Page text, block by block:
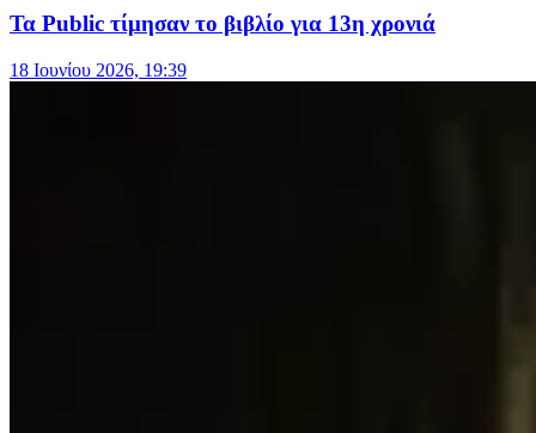
Τα Public τίμησαν το βιβλίο για 13η χρονιά
18 Ιουνίου 2026, 19:39